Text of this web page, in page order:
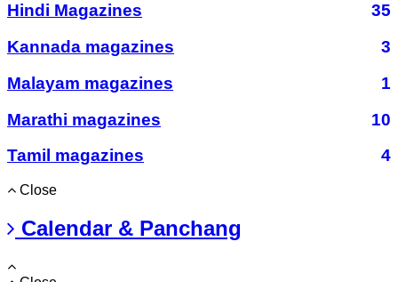
Hindi Magazines
35
Kannada magazines
3
Malayam magazines
1
Marathi magazines
10
Tamil magazines
4
Close
Calendar & Panchang